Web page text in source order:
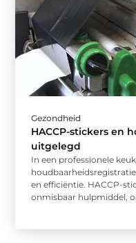
Gezondheid
HACCP-stickers en
uitgelegd
In een professionele
en efficiëntie. HACCP-
onmisbaar hulpmiddel,